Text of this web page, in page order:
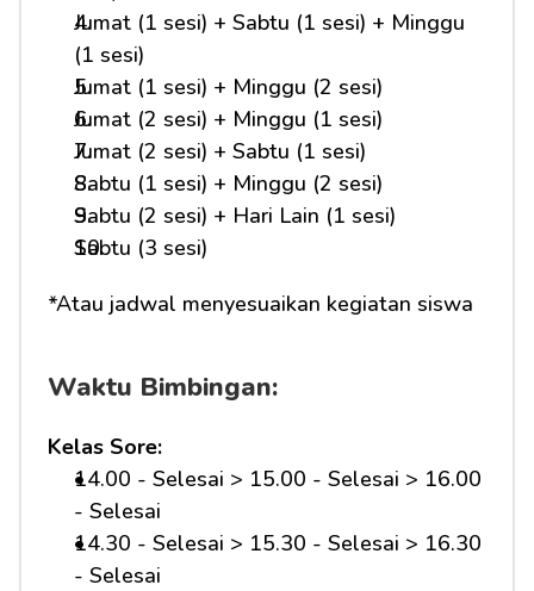
Jumat (1 sesi) + Sabtu (1 sesi) + Minggu
(1 sesi)
Jumat (1 sesi) + Minggu (2 sesi)
Jumat (2 sesi) + Minggu (1 sesi)
Jumat (2 sesi) + Sabtu (1 sesi)
Sabtu (1 sesi) + Minggu (2 sesi)
Sabtu (2 sesi) + Hari Lain (1 sesi)
Sabtu (3 sesi)
*Atau jadwal menyesuaikan kegiatan siswa
Waktu Bimbingan:
Kelas Sore:
14.00 - Selesai > 15.00 - Selesai > 16.00
- Selesai
14.30 - Selesai > 15.30 - Selesai > 16.30
- Selesai